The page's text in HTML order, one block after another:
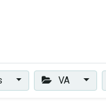
VA